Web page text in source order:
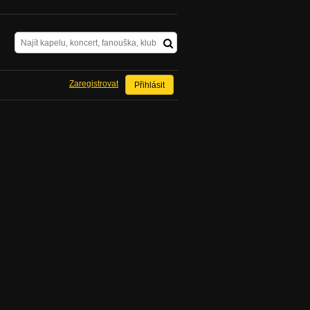
Přihlásit
Zaregistrovat